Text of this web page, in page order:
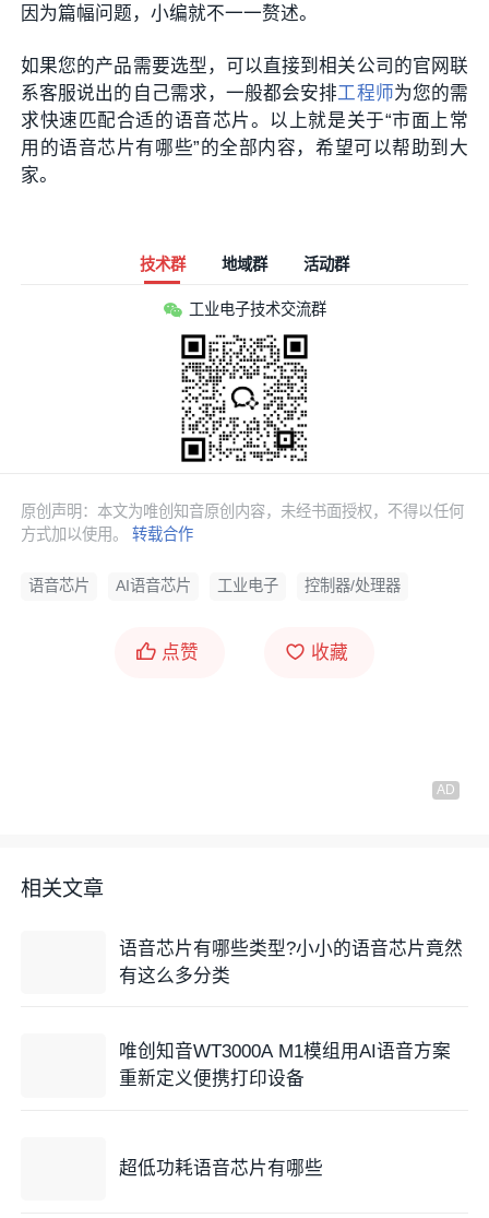
因为篇幅问题，小编就不一一赘述。
如果您的产品需要选型，可以直接到相关公司的官网联
系客服说出的自己需求，一般都会安排工程师为您的需
求快速匹配合适的语音芯片。以上就是关于“市面上常
用的语音芯片有哪些”的全部内容，希望可以帮助到大
家。
技术群 地域群 活动群
工业电子技术交流群
原创声明：本文为唯创知音原创内容，未经书面授权，不得以任何
方式加以使用。转载合作
语音芯片 AI语音芯片 工业电子 控制器/处理器
点赞 收藏
相关文章
语音芯片有哪些类型?小小的语音芯片竟然
有这么多分类
唯创知音WT3000A M1模组用AI语音方案
重新定义便携打印设备
超低功耗语音芯片有哪些